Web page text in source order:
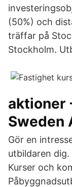
(50%) och
träffar på
Stockholm.
aktioner
Sweden
Gör en
utbildaren
Kurser och